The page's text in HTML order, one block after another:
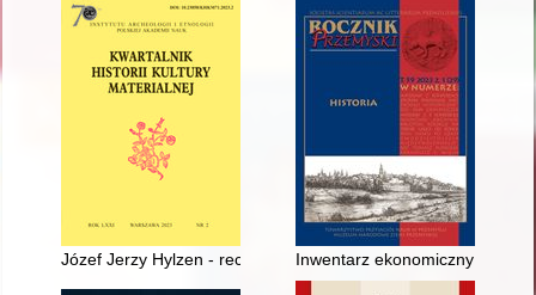
Józef Jerzy Hylzen - recenzja] Inwentarz ekonomiczny wsi